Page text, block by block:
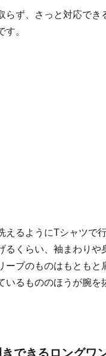
らず、さっと対応で
。
るようにTシャツで
るくらい、袖まわり
ーブのものはもとも
いるもののほうが腕
できるロングワ